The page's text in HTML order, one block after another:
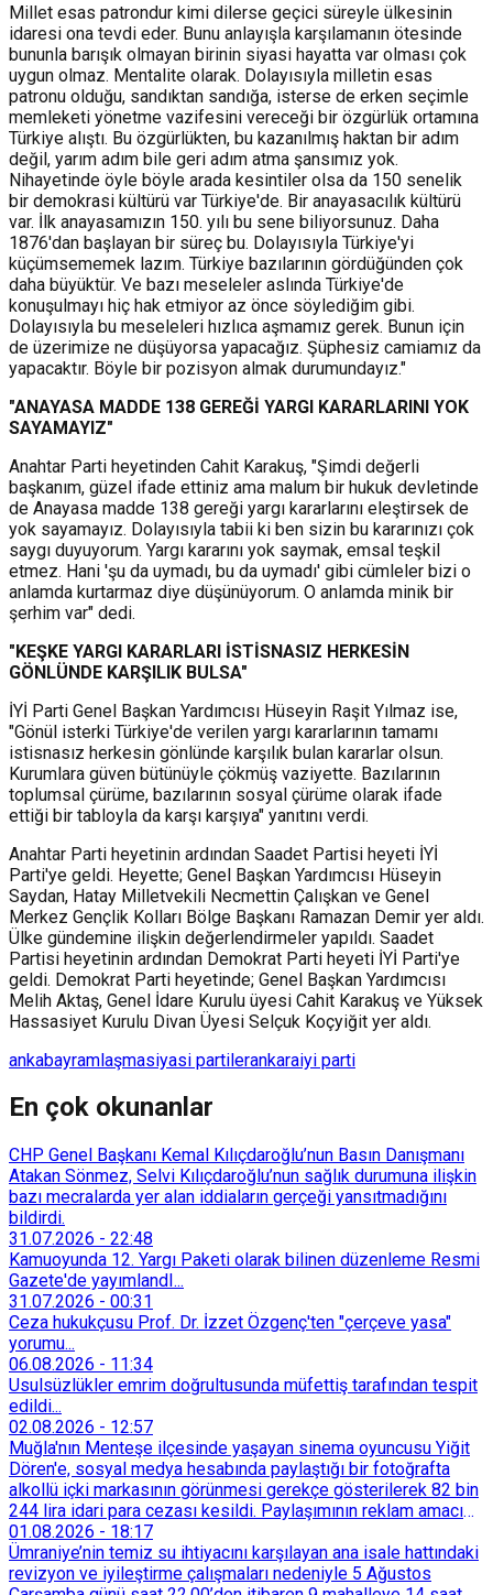
Millet esas patrondur kimi dilerse geçici süreyle ülkesinin
idaresi ona tevdi eder. Bunu anlayışla karşılamanın ötesinde
bununla barışık olmayan birinin siyasi hayatta var olması çok
uygun olmaz. Mentalite olarak. Dolayısıyla milletin esas
patronu olduğu, sandıktan sandığa, isterse de erken seçimle
memleketi yönetme vazifesini vereceği bir özgürlük ortamına
Türkiye alıştı. Bu özgürlükten, bu kazanılmış haktan bir adım
değil, yarım adım bile geri adım atma şansımız yok.
Nihayetinde öyle böyle arada kesintiler olsa da 150 senelik
bir demokrasi kültürü var Türkiye'de. Bir anayasacılık kültürü
var. İlk anayasamızın 150. yılı bu sene biliyorsunuz. Daha
1876'dan başlayan bir süreç bu. Dolayısıyla Türkiye'yi
küçümsememek lazım. Türkiye bazılarının gördüğünden çok
daha büyüktür. Ve bazı meseleler aslında Türkiye'de
konuşulmayı hiç hak etmiyor az önce söylediğim gibi.
Dolayısıyla bu meseleleri hızlıca aşmamız gerek. Bunun için
de üzerimize ne düşüyorsa yapacağız. Şüphesiz camiamız da
yapacaktır. Böyle bir pozisyon almak durumundayız."
"ANAYASA MADDE 138 GEREĞİ YARGI KARARLARINI YOK
SAYAMAYIZ"
Anahtar Parti heyetinden Cahit Karakuş, "Şimdi değerli
başkanım, güzel ifade ettiniz ama malum bir hukuk devletinde
de Anayasa madde 138 gereği yargı kararlarını eleştirsek de
yok sayamayız. Dolayısıyla tabii ki ben sizin bu kararınızı çok
saygı duyuyorum. Yargı kararını yok saymak, emsal teşkil
etmez. Hani 'şu da uymadı, bu da uymadı' gibi cümleler bizi o
anlamda kurtarmaz diye düşünüyorum. O anlamda minik bir
şerhim var" dedi.
"KEŞKE YARGI KARARLARI İSTİSNASIZ HERKESİN
GÖNLÜNDE KARŞILIK BULSA"
İYİ Parti Genel Başkan Yardımcısı Hüseyin Raşit Yılmaz ise,
"Gönül isterki Türkiye'de verilen yargı kararlarının tamamı
istisnasız herkesin gönlünde karşılık bulan kararlar olsun.
Kurumlara güven bütünüyle çökmüş vaziyette. Bazılarının
toplumsal çürüme, bazılarının sosyal çürüme olarak ifade
ettiği bir tabloyla da karşı karşıya" yanıtını verdi.
Anahtar Parti heyetinin ardından Saadet Partisi heyeti İYİ
Parti'ye geldi. Heyette; Genel Başkan Yardımcısı Hüseyin
Saydan, Hatay Milletvekili Necmettin Çalışkan ve Genel
Merkez Gençlik Kolları Bölge Başkanı Ramazan Demir yer aldı.
Ülke gündemine ilişkin değerlendirmeler yapıldı. Saadet
Partisi heyetinin ardından Demokrat Parti heyeti İYİ Parti'ye
geldi. Demokrat Parti heyetinde; Genel Başkan Yardımcısı
Melih Aktaş, Genel İdare Kurulu üyesi Cahit Karakuş ve Yüksek
Hassasiyet Kurulu Divan Üyesi Selçuk Koçyiğit yer aldı.
ankabayramlaşmasiyasi partilerankaraiyi parti
En çok okunanlar
CHP Genel Başkanı Kemal Kılıçdaroğlu’nun Basın Danışmanı
Atakan Sönmez, Selvi Kılıçdaroğlu’nun sağlık durumuna ilişkin
bazı mecralarda yer alan iddiaların gerçeği yansıtmadığını
bildirdi.
31.07.2026 - 22:48
Kamuoyunda 12. Yargı Paketi olarak bilinen düzenleme Resmi
Gazete'de yayımlandI...
31.07.2026 - 00:31
Ceza hukukçusu Prof. Dr. İzzet Özgenç'ten "çerçeve yasa"
yorumu...
06.08.2026 - 11:34
Usulsüzlükler emrim doğrultusunda müfettiş tarafından tespit
edildi...
02.08.2026 - 12:57
Muğla'nın Menteşe ilçesinde yaşayan sinema oyuncusu Yiğit
Dören'e, sosyal medya hesabında paylaştığı bir fotoğrafta
alkollü içki markasının görünmesi gerekçe gösterilerek 82 bin
244 lira idari para cezası kesildi. Paylaşımının reklam amacı
taşımadığını savunan Dören, cezanın iptali için yargıya
başvurdu.
01.08.2026 - 18:17
Ümraniye’nin temiz su ihtiyacını karşılayan ana isale hattındaki
revizyon ve iyileştirme çalışmaları nedeniyle 5 Ağustos